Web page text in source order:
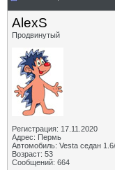
AlexS
Продвинутый
Регистрация: 17.11.2020
Адрес: Пермь
Автомобиль: Vesta седан
Возраст: 53
Сообщений: 664